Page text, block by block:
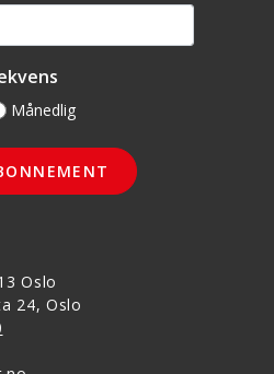
Oslo
24, Oslo
Månedlig